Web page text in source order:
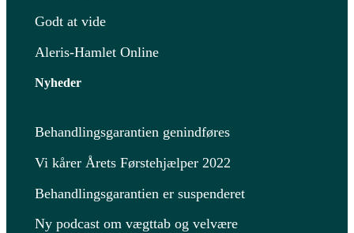
Godt at vide
Aleris-Hamlet Online
Nyheder
Behandlingsgarantien genindføres
Vi kårer Årets Førstehjælper 2022
Behandlingsgarantien er suspenderet
Ny podcast om vægttab og velvære